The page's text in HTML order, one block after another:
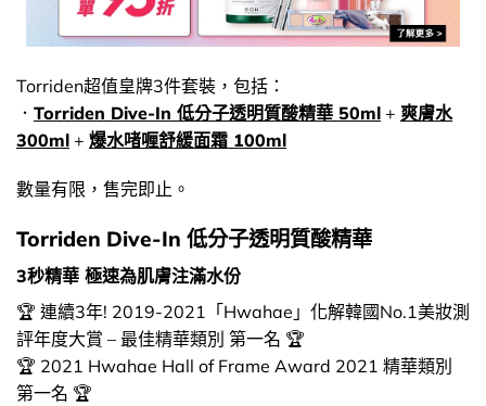
Torriden超值皇牌3件套裝，包括：
． Torriden Dive-In 低分子透明質酸精華 50ml + 爽膚水
300ml + 爆水啫喱舒緩面霜 100ml
數量有限，售完即止。
Torriden Dive-In 低分子透明質酸精華
3秒精華 極速為肌膚注滿水份
🏆 連續3年! 2019-2021「Hwahae」化解韓國No.1美妝測
評年度大賞 – 最佳精華類別 第一名 🏆
🏆 2021 Hwahae Hall of Frame Award 2021 精華類別
第一名 🏆